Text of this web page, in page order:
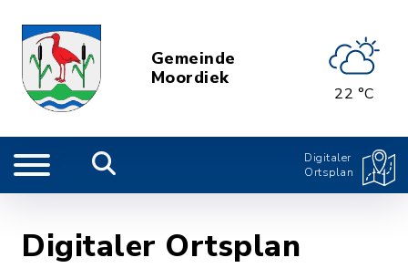
Gemeinde
Moordiek
22 °C
Digitaler
Ortsplan
Digitaler Ortsplan